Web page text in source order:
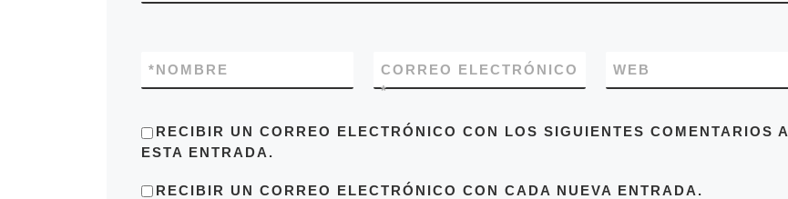
NOMBRE
*
CORREO ELECTRÓNICO
*
WEB
RECIBIR UN CORREO ELECTRÓNICO CON LOS SIGUIENTES COMENTARIOS A
ESTA ENTRADA.
RECIBIR UN CORREO ELECTRÓNICO CON CADA NUEVA ENTRADA.